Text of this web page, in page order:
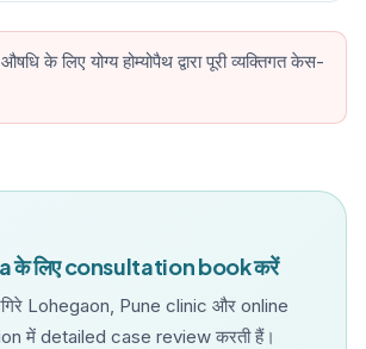
के लिए योग्य होम्योपैथ द्वारा पूरी व्यक्तिगत केस-
के लिए consultation book करें
Lohegaon, Pune clinic और online
में detailed case review करती हैं।